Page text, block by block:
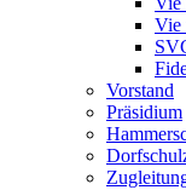
Vie
Vorstand
Präsidium